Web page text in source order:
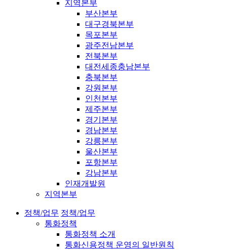
지역본부
부산본부
대구경북본부
목포본부
광주전남본부
전북본부
대전세종충남본부
충북본부
강원본부
인천본부
제주본부
경기본부
경남본부
강릉본부
울산본부
포항본부
강남본부
인재개발원
지역본부
정책/업무 정책/업무
통화정책
통화정책 소개
통화신용정책 운영의 일반원칙